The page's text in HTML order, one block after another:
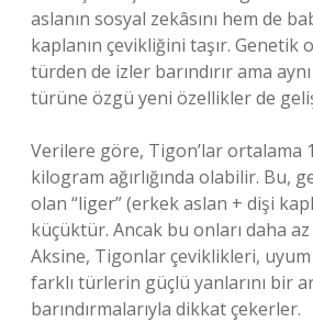
aslanın sosyal zekâsını hem de
kaplanın çevikliğini taşır. Genetik
türden de izler barındırır ama
türüne özgü yeni özellikler de
Verilere göre, Tigon’lar ortalama
kilogram ağırlığında olabilir. Bu,
olan “liger” (erkek aslan + dişi
küçüktür. Ancak bu onları daha
Aksine, Tigonlar çeviklikleri,
farklı türlerin güçlü yanlarını bir
barındırmalarıyla dikkat çekerler.